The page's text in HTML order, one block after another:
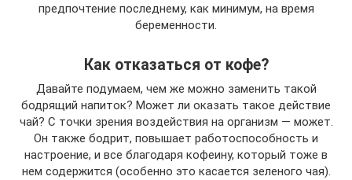
предпочтение последнему, как минимум, на время
беременности.
Как отказаться от кофе?
Давайте подумаем, чем же можно заменить такой
бодрящий напиток? Может ли оказать такое действие
чай? С точки зрения воздействия на организм — может.
Он также бодрит, повышает работоспособность и
настроение, и все благодаря кофеину, который тоже в
нем содержится (особенно это касается зеленого чая).